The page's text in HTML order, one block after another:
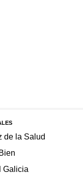
de la Salud
Galicia